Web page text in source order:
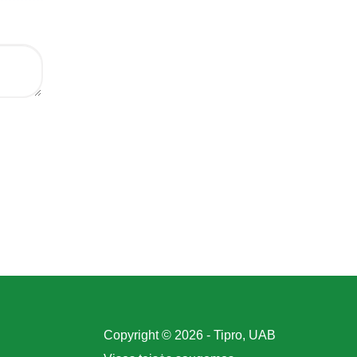
Copyright © 2026 - Tipro, UAB